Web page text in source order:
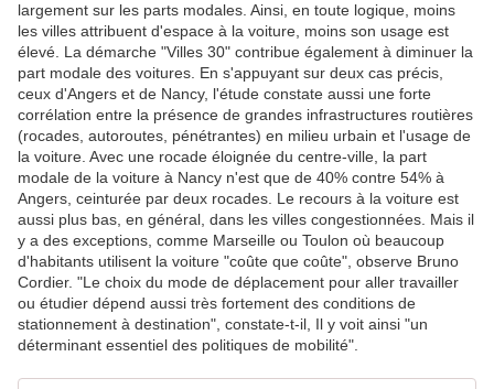
largement sur les parts modales. Ainsi, en toute logique, moins
les villes attribuent d'espace à la voiture, moins son usage est
élevé. La démarche "Villes 30" contribue également à diminuer la
part modale des voitures. En s'appuyant sur deux cas précis,
ceux d'Angers et de Nancy, l'étude constate aussi une forte
corrélation entre la présence de grandes infrastructures routières
(rocades, autoroutes, pénétrantes) en milieu urbain et l'usage de
la voiture. Avec une rocade éloignée du centre-ville, la part
modale de la voiture à Nancy n'est que de 40% contre 54% à
Angers, ceinturée par deux rocades. Le recours à la voiture est
aussi plus bas, en général, dans les villes congestionnées. Mais il
y a des exceptions, comme Marseille ou Toulon où beaucoup
d'habitants utilisent la voiture "coûte que coûte", observe Bruno
Cordier. "Le choix du mode de déplacement pour aller travailler
ou étudier dépend aussi très fortement des conditions de
stationnement à destination", constate-t-il, Il y voit ainsi "un
déterminant essentiel des politiques de mobilité".